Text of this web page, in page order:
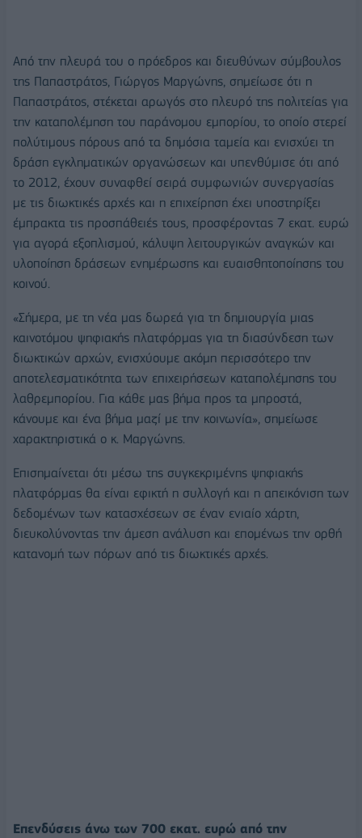
Από την πλευρά του ο πρόεδρος και διευθύνων σύμβουλος
της Παπαστράτος, Γιώργος Μαργώνης, σημείωσε ότι η
Παπαστράτος, στέκεται αρωγός στο πλευρό της πολιτείας για
την καταπολέμηση του παράνομου εμπορίου, το οποίο στερεί
πολύτιμους πόρους από τα δημόσια ταμεία και ενισχύει τη
δράση εγκληματικών οργανώσεων και υπενθύμισε ότι από
το 2012, έχουν συναφθεί σειρά συμφωνιών συνεργασίας
με τις διωκτικές αρχές και η επιχείρηση έχει υποστηρίξει
έμπρακτα τις προσπάθειές τους, προσφέροντας 7 εκατ. ευρώ
για αγορά εξοπλισμού, κάλυψη λειτουργικών αναγκών και
υλοποίηση δράσεων ενημέρωσης και ευαισθητοποίησης του
κοινού.
«Σήμερα, με τη νέα μας δωρεά για τη δημιουργία μιας
καινοτόμου ψηφιακής πλατφόρμας για τη διασύνδεση των
διωκτικών αρχών, ενισχύουμε ακόμη περισσότερο την
αποτελεσματικότητα των επιχειρήσεων καταπολέμησης του
λαθρεμπορίου. Για κάθε μας βήμα προς τα μπροστά,
κάνουμε και ένα βήμα μαζί με την κοινωνία», σημείωσε
χαρακτηριστικά ο κ. Μαργώνης.
Επισημαίνεται ότι μέσω της συγκεκριμένης ψηφιακής
πλατφόρμας θα είναι εφικτή η συλλογή και η απεικόνιση των
δεδομένων των κατασχέσεων σε έναν ενιαίο χάρτη,
διευκολύνοντας την άμεση ανάλυση και επομένως την ορθή
κατανομή των πόρων από τις διωκτικές αρχές.
Επενδύσεις άνω των 700 εκατ. ευρώ από την